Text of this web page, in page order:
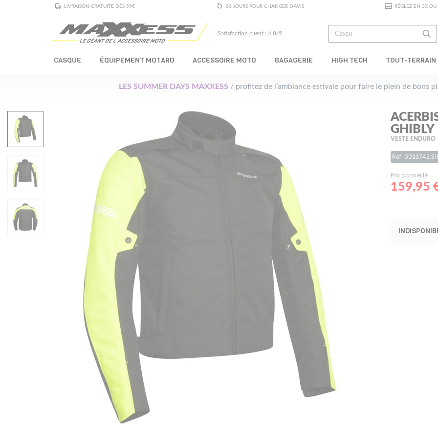
LIVRAISON GRATUITE DÈS 59€ 60 JOURS POUR CHANGER D'AVIS RÉGLEZ EN 3X
Satisfaction client : 4.8/5
CASQUE ÉQUIPEMENT MOTARD ACCESSOIRE MOTO BAGAGERIE HIGH TECH TOUT-TERRAIN
LES SUMMER DAYS MAXXESS / profitez de l’ambiance estivale pour faire le plein de bons
GHIBLY
VESTE ENDURO
Ref:
Prix conseillé :
159,95